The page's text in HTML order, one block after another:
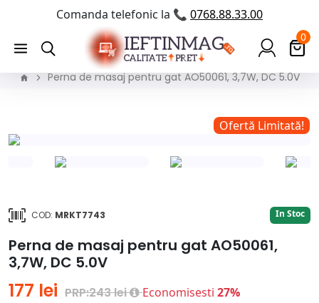
Comanda telefonic la 📞 0768.88.33.00
0
Perna de masaj pentru gat AO50061, 3,7W, DC 5.0V
Ofertă Limitată!
COD: MRKT7743 In Stoc
Perna de masaj pentru gat AO50061,
3,7W, DC 5.0V
177 lei PRP:243 lei Economisesti 27%